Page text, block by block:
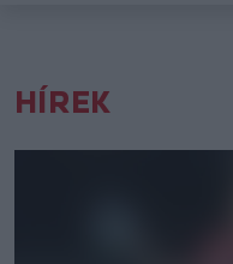
HÍREK